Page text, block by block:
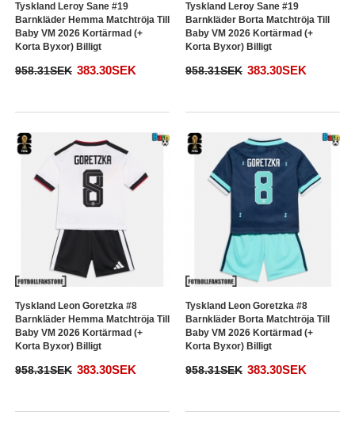
Tyskland Leroy Sane #19
Barnkläder Hemma Matchtröja Till
Baby VM 2026 Kortärmad (+
Korta Byxor) Billigt
958.31SEK 383.30SEK
Tyskland Leroy Sane #19
Barnkläder Borta Matchtröja Till
Baby VM 2026 Kortärmad (+
Korta Byxor) Billigt
958.31SEK 383.30SEK
Tyskland Leon Goretzka #8
Barnkläder Hemma Matchtröja Till
Baby VM 2026 Kortärmad (+
Korta Byxor) Billigt
958.31SEK 383.30SEK
Tyskland Leon Goretzka #8
Barnkläder Borta Matchtröja Till
Baby VM 2026 Kortärmad (+
Korta Byxor) Billigt
958.31SEK 383.30SEK